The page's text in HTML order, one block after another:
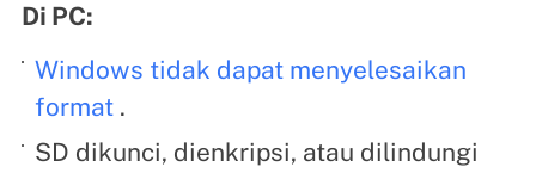
Di PC:
Windows tidak dapat menyelesaikan
format .
SD dikunci, dienkripsi, atau dilindungi